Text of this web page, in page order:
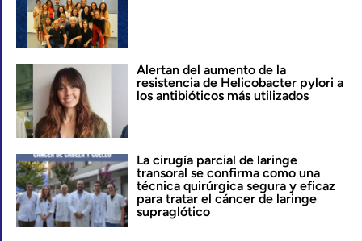
Alertan del aumento de la
resistencia de Helicobacter pylori a
los antibióticos más utilizados
La cirugía parcial de laringe
transoral se confirma como una
técnica quirúrgica segura y eficaz
para tratar el cáncer de laringe
supraglótico